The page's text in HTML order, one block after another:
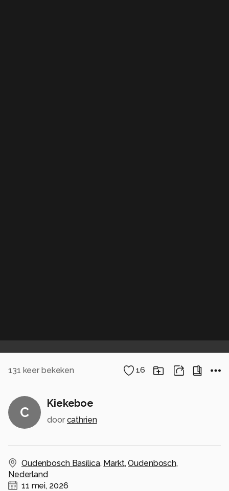
131 keer bekeken 16
C
Kiekeboe
door cathrien
Oudenbosch Basilica, Markt,Oudenbosch,
Nederland
11 mei, 2026